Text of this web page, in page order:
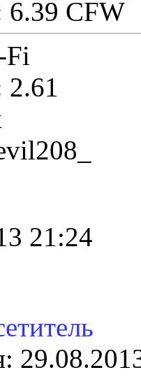
6.39 CFW
Fi
2.61
21:24